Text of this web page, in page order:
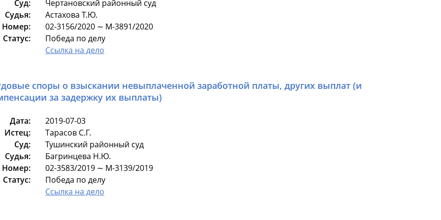
Суд:
Чертановский районный суд
Судья:
Астахова Т.Ю.
Номер:
02-3156/2020 ∼ М-3891/2020
Статус:
Победа по делу
Ссылка на дело
споры о взыскании невыплаченной заработной платы, других выплат (и
за задержку их выплаты)
Дата:
2019-07-03
Истец:
Тарасов С.Г.
Суд:
Тушинский районный суд
Судья:
Багринцева Н.Ю.
Номер:
02-3583/2019 ∼ М-3139/2019
Статус:
Победа по делу
Ссылка на дело